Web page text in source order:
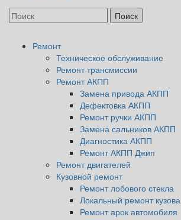
Ремонт
Техническое обслуживание
Ремонт трансмиссии
Ремонт АКПП
Замена привода АКПП
Дефектовка АКПП
Ремонт ручки АКПП
Замена сальников АКПП
Диагностика АКПП
Ремонт АКПП Джип
Ремонт двигателей
Кузовной ремонт
Ремонт лобового стекла
Локальный ремонт кузова
Ремонт арок автомобиля